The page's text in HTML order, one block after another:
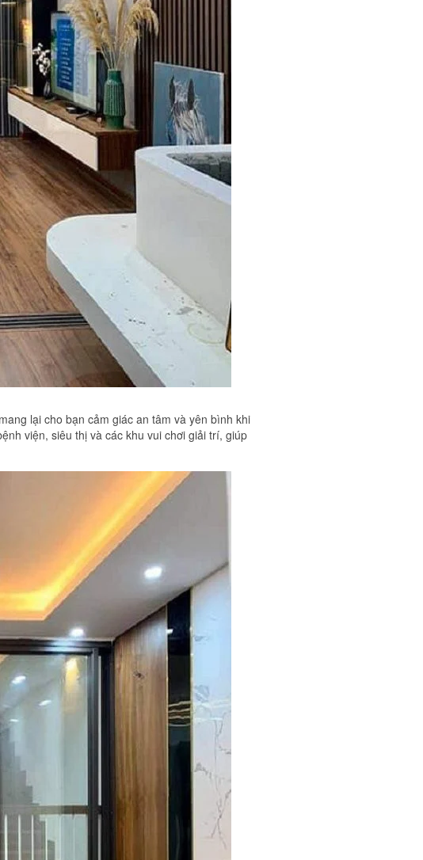
lại cho bạn cảm giác an tâm và yên bình khi
viện, siêu thị và các khu vui chơi giải trí, giúp